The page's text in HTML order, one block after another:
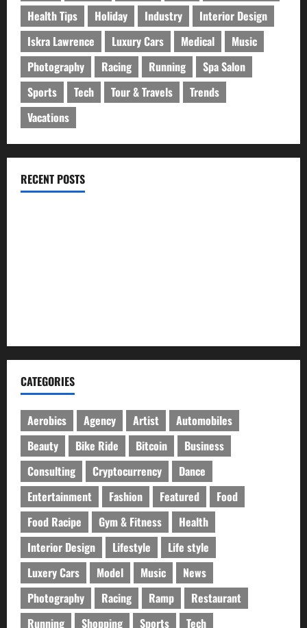
Health Tips
Holiday Industry
Interior Design
Iskra Lawrence
Luxury Cars Medical
Music
Photography
Racing Running
Spa Salon
Sports
Tech Tour & Travels
Trends
Vacations
RECENT POSTS
CATEGORIES
Aerobics Agency Artist
Automobiles
Beauty
Bike Ride Bitcoin
Business
Consulting
Cryptocurrency
Dance
Entertainment
Fashion Featured
Food
Food Racipe
Gym & Fitness
Health
Interior Design
Lifestyle
Life style
Luxery Cars
Model Music
News
Photography
Racing Ramp
Restaurant
Running
Shopping Sports Tech